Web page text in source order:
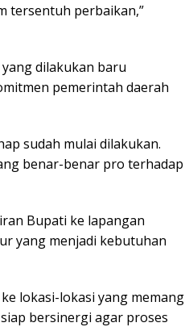
tersentuh perbaikan,”
dilakukan baru
pemerintah daerah
sudah mulai dilakukan.
benar-benar pro terhadap
Bupati ke lapangan
yang menjadi kebutuhan
lokasi-lokasi yang memang
bersinergi agar proses